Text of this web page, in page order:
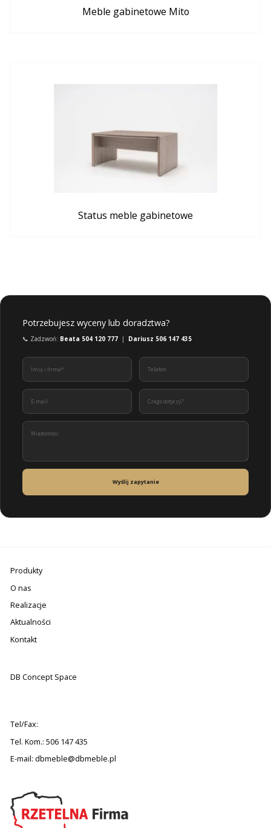
Meble gabinetowe Mito
Status meble gabinetowe
Potrzebujesz wyceny lub doradztwa?
📞 Zadzwoń: Beata 504 120 777 | Dariusz 506 147 435
Wyślij zapytanie
Produkty
O nas
Realizacje
Aktualności
Kontakt
DB Concept Space
Tel/Fax:
Tel. Kom.: 506 147 435
E-mail: dbmeble@dbmeble.pl